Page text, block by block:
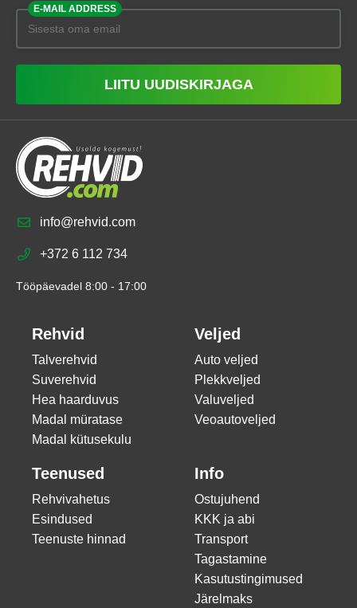
E-MAIL ADDRESS
LIITU UUDISKIRJAGA
info@rehvid.com
+372 6 112 734
Tööpäevadel 8:00 - 17:00
Rehvid
Talverehvid
Suverehvid
Hea haarduvus
Madal müratase
Madal kütusekulu
Veljed
Auto veljed
Plekkveljed
Valuveljed
Veoautoveljed
Teenused
Rehvivahetus
Esindused
Teenuste hinnad
Info
Ostujuhend
KKK ja abi
Transport
Tagastamine
Kasutustingimused
Järelmaks